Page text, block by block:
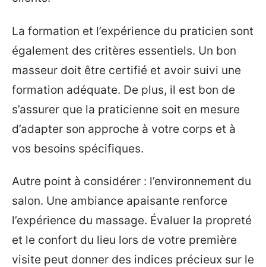
La formation et l’expérience du praticien sont
également des critères essentiels. Un bon
masseur doit être certifié et avoir suivi une
formation adéquate. De plus, il est bon de
s’assurer que la praticienne soit en mesure
d’adapter son approche à votre corps et à
vos besoins spécifiques.
Autre point à considérer : l’environnement du
salon. Une ambiance apaisante renforce
l’expérience du massage. Évaluer la propreté
et le confort du lieu lors de votre première
visite peut donner des indices précieux sur le